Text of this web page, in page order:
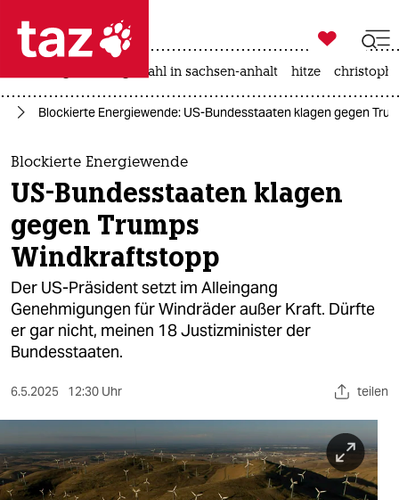
 taz zahl ich
taz zahl ich
themen
politik
öko
gesellschaft
kultur
sport
berlin
nord
wahrheit

taz zahl ich
landtagswahl in sachsen-anhalt hitze
Blockierte Energiewende: US-Bundesstaaten klagen gegen
Blockierte Energiewende
US-Bundesstaaten klagen
gegen Trumps
Windkraftstopp
Der US-Präsident setzt im Alleingang
Genehmigungen für Windräder außer Kraft. Dürfte
er gar nicht, meinen 18 Justizminister der
Bundesstaaten.
6.5.2025 12:30 Uhr teilen